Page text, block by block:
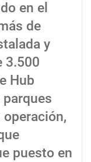
en el
de
y
3.500
Hub
operación,
puesto en